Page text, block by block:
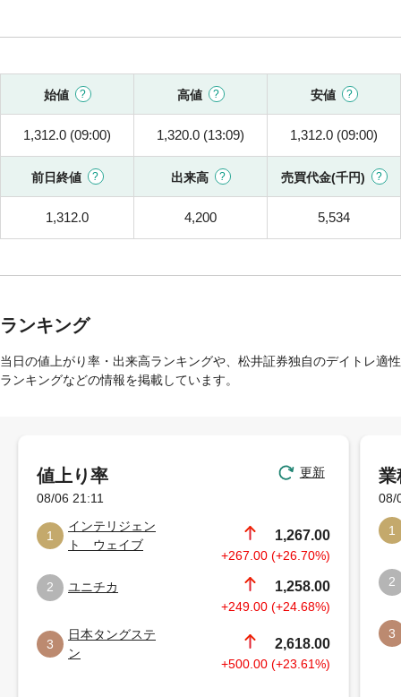
始値 高値 安値
1,312.0 (09:00) 1,320.0 (13:09) 1,312.0 (09:00)
前日終値 出来高 売買代金(千円)
1,312.0 4,200 5,534
ランキング
当日の値上がり率・出来高ランキングや、松井証券独自のデイトレ適性
ランキングなどの情報を掲載しています。